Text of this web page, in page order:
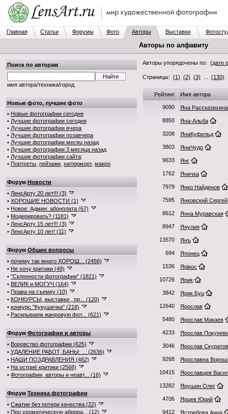
Главная Статьи Форумы Фото Авторы Выставки
Авторы по алфавиту
Поиск по авторам
имя автора/техника/город
Новые фото, лучшие фото
• Новые фотографии сегодня
• Лучшие фотографии сегодня
• Лучшие фотографии вчера
• Лучшие фотографии позавчера
• Лучшие фотографии месяц назад
• Лучшие фотографии 3 месяца назад
• Лучшие фотографии сайта:
• Портреты пейзажи натюрморт, макро
Форум Новости
• ЛенсАрту 20 лет!!! (3)
• ХОРОШИЕ НОВОСТИ (1)
• Новое: Админ: абонплата (67)
• Модерировать? (1181)
• ЛенсАрту 15 лет!!! (3)
• ЛенсАрту 10 лет! (11)
Форум Общие вопросы
• почему так много ХОРОШ... (2456)
• Не хочу критики (49)
• "Склонности фотографии" (1821)
• ВЕЛИК и МОГУЧ (164)
• Права на съемку (10)
• КОНКУРСЫ, выставки , пр... (120)
• конкурс "Кукушечка" (218)
• Раскрываем жанровую фот... (621)
Форум Фотографии и авторы
• Воровство фотографии (625)
• УДАЛЕНИЕ РАБОТ, БАНЫ: ... (2636)
• НАШИ ПОЗДРАВЛЕНИЯ (482)
• На остриё критики (2568)
• Фотографии, авторы и неавт... (16)
Форум Техника фотографии
• Сжатие без потери качества (22)
• Про хроматическую аберра... (12)
Авторы упорядочены по: (дате
Страницы: (1) (2) (3) (130)
Рейтинг Имя автора
9090 Яна Рассказихина
8850 Яна-Альба
3208 ЯнаКуфельд
3803 ЯнаЧудо
9633 Янг
1762 Яничка
7979 Янко Найденов
7595 Янковский Сергей
8612 Янна Муравская
8947 Янулия
13570 Янъ
694 Японец
1536 Ярікос
10726 Ярик
3842 Ярик Буц
12640 Ярослав
5480 Ярослав Макаев
4233 Ярослав
3046 Ярослав Скуратов
9268 Ярославна
10415 Ярославцев
13282 Ярушин Олег
4706 Ярцев Юрий
9412 Ястребова Анна